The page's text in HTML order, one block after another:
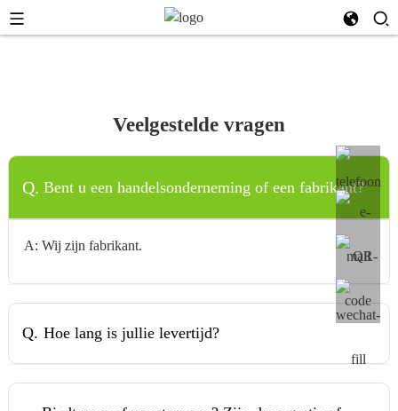
Veelgestelde vragen
Q. Bent u een handelsonderneming of een fabrikant?
A: Wij zijn fabrikant.
Q. Hoe lang is jullie levertijd?